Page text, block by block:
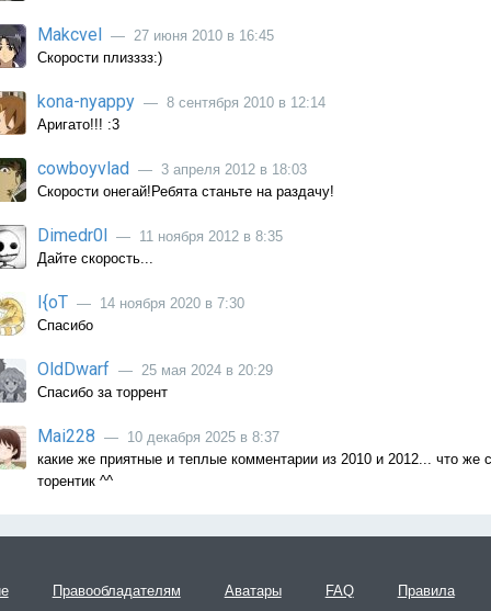
Makcvel — 27 июня 2010 в 16:45
Скорости плизззз:)
kona-nyappy — 8 сентября 2010 в 12:14
Аригато!!! :3
cowboyvlad — 3 апреля 2012 в 18:03
Скорости онегай!Ребята станьте на раздачу!
Dimedr0l — 11 ноября 2012 в 8:35
Дайте скорость...
I{oT — 14 ноября 2020 в 7:30
Спасибо
OldDwarf — 25 мая 2024 в 20:29
Спасибо за торрент
Mai228 — 10 декабря 2025 в 8:37
какие же приятные и теплые комментарии из 2010 и 2012... что же
торентик ^^
Правообладателям Аватары FAQ Правила